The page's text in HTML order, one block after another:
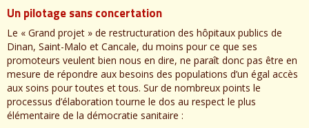
Un pilotage sans concertation
Le « Grand projet » de restructuration des hôpitaux publics de
Dinan, Saint-Malo et Cancale, du moins pour ce que ses
promoteurs veulent bien nous en dire, ne paraît donc pas être en
mesure de répondre aux besoins des populations d’un égal accès
aux soins pour toutes et tous. Sur de nombreux points le
processus d’élaboration tourne le dos au respect le plus
élémentaire de la démocratie sanitaire :